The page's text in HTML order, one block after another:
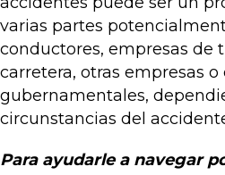
varias partes
conductores, empresas de
carretera, otras empresas
gubernamentales,
circunstancias del
Para ayudarle a navegar